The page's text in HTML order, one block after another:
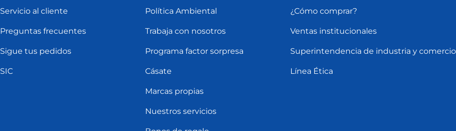
Servicio al cliente
Preguntas frecuentes
Sigue tus pedidos
SIC
Política Ambiental
Trabaja con nosotros
Programa factor sorpresa
Cásate
Marcas propias
Nuestros servicios
¿Cómo comprar?
Ventas institucionales
Superintendencia de industria y comercio
Línea Ética